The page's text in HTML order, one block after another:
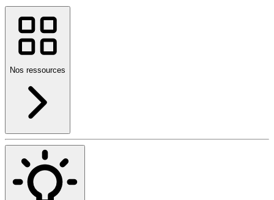
Nos ressources